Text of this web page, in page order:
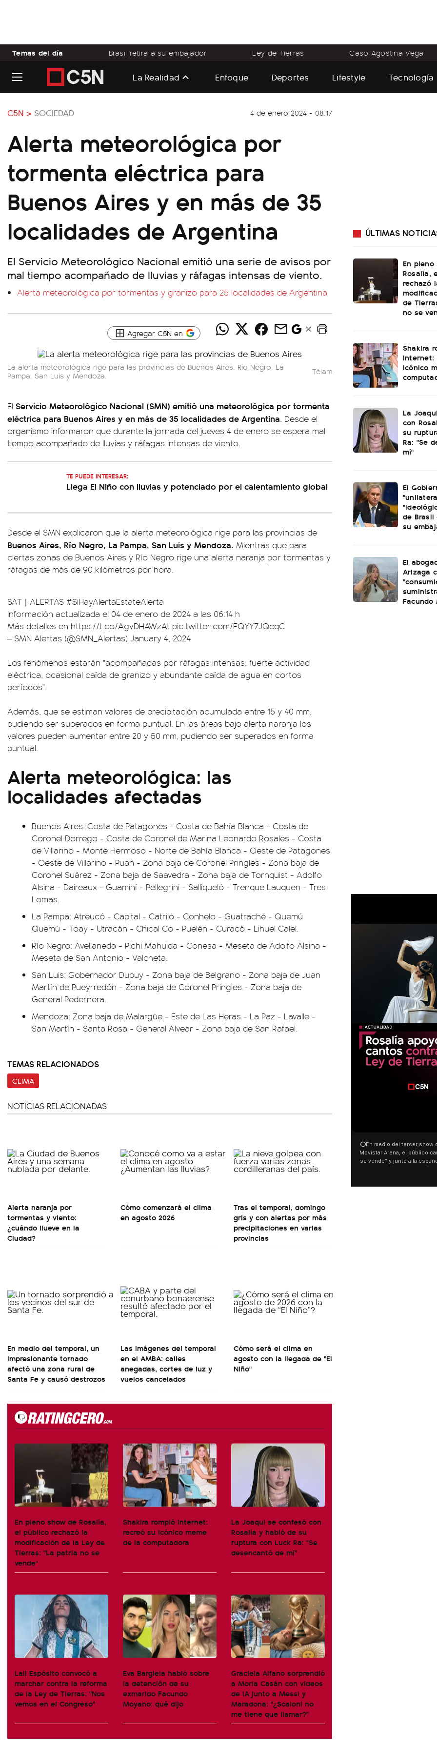
Temas del día Brasil retira a su embajador Ley de Tierras Caso Agostina Vega
La Realidad Enfoque Deportes Lifestyle Tecnología
C5N > SOCIEDAD 4 de enero 2024 - 08:17
Alerta meteorológica por
tormenta eléctrica para
Buenos Aires y en más de 35
localidades de Argentina
El Servicio Meteorológico Nacional emitió una serie de avisos por
mal tiempo acompañado de lluvias y ráfagas intensas de viento.
Alerta meteorológica por tormentas y granizo para 25 localidades de Argentina
Agregar C5N en
La alerta meteorológica rige para las provincias de Buenos Aires, Río Negro, La
Pampa, San Luis y Mendoza.
Télam
El Servicio Meteorológico Nacional (SMN) emitió una meteorológica por tormenta
eléctrica para Buenos Aires y en más de 35 localidades de Argentina. Desde el
organismo informaron que durante la jornada del jueves 4 de enero se espera mal
tiempo acompañado de lluvias y ráfagas intensas de viento.
TE PUEDE INTERESAR:
Llega El Niño con lluvias y potenciado por el calentamiento global
Desde el SMN explicaron que la alerta meteorológica rige para las provincias de
Buenos Aires, Río Negro, La Pampa, San Luis y Mendoza. Mientras que para
ciertas zonas de Buenos Aires y Río Negro rige una alerta naranja por tormentas y
ráfagas de más de 90 kilómetros por hora.
SAT | ALERTAS #SiHayAlertaEstateAlerta
Información actualizada el 04 de enero de 2024 a las 06:14 h
Más detalles en https://t.co/AgvDHAWzAt pic.twitter.com/FQYY7JQcqC
— SMN Alertas (@SMN_Alertas) January 4, 2024
Los fenómenos estarán "acompañadas por ráfagas intensas, fuerte actividad
eléctrica, ocasional caída de granizo y abundante caída de agua en cortos
períodos".
Además, que se estiman valores de precipitación acumulada entre 15 y 40 mm,
pudiendo ser superados en forma puntual. En las áreas bajo alerta naranja los
valores pueden aumentar entre 20 y 50 mm, pudiendo ser superados en forma
puntual.
Alerta meteorológica: las
localidades afectadas
Buenos Aires: Costa de Patagones - Costa de Bahía Blanca - Costa de
Coronel Dorrego - Costa de Coronel de Marina Leonardo Rosales - Costa
de Villarino - Monte Hermoso - Norte de Bahía Blanca - Oeste de Patagones
- Oeste de Villarino - Puan - Zona baja de Coronel Pringles - Zona baja de
Coronel Suárez - Zona baja de Saavedra - Zona baja de Tornquist - Adolfo
Alsina - Daireaux - Guaminí - Pellegrini - Salliqueló - Trenque Lauquen - Tres
Lomas.
La Pampa: Atreucó - Capital - Catriló - Conhelo - Guatraché - Quemú
Quemú - Toay - Utracán - Chical Co - Puelén - Curacó - Lihuel Calel.
Río Negro: Avellaneda - Pichi Mahuida - Conesa - Meseta de Adolfo Alsina -
Meseta de San Antonio - Valcheta.
San Luis: Gobernador Dupuy - Zona baja de Belgrano - Zona baja de Juan
Martín de Pueyrredón - Zona baja de Coronel Pringles - Zona baja de
General Pedernera.
Mendoza: Zona baja de Malargüe - Este de Las Heras - La Paz - Lavalle -
San Martín - Santa Rosa - General Alvear - Zona baja de San Rafael.
TEMAS RELACIONADOS
CLIMA
NOTICIAS RELACIONADAS
Alerta naranja por
tormentas y viento:
¿cuándo llueve en la
Ciudad?
Cómo comenzará el clima
en agosto 2026
Tras el temporal, domingo
gris y con alertas por más
precipitaciones en varias
provincias
En medio del temporal, un
impresionante tornado
afectó una zona rural de
Santa Fe y causó destrozos
Las imágenes del temporal
en el AMBA: calles
anegadas, cortes de luz y
vuelos cancelados
Cómo será el clima en
agosto con la llegada de "El
Niño"
En pleno show de Rosalía,
el público rechazó la
modificación de la Ley de
Tierras: "La patria no se
vende"
Shakira rompió internet:
recreó su icónico meme
de la computadora
La Joaqui se confesó con
Rosalía y habló de su
ruptura con Luck Ra: "Se
desencantó de mí"
Lali Espósito convocó a
marchar contra la reforma
de la Ley de Tierras: "Nos
vemos en el Congreso"
Eva Bargiela habló sobre
la detención de su
exmarido Facundo
Moyano: qué dijo
Graciela Alfano sorprendió
a Moria Casán con videos
de IA junto a Messi y
Maradona: "¿Scaloni no
me tiene que llamar?"
ÚLTIMAS
En
Rosalía,
rechazó
de
no se
Shakira
internet:
icónico
La
con
su
Ra: "Se
mí"
El
de
su
El
Arizaga
Facundo
⭕En medio del tercer show de
Movistar Arena, el público
se vende” y junto a la